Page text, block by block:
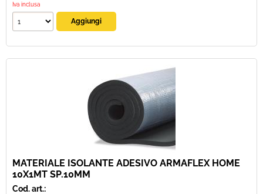
Iva inclusa
MATERIALE ISOLANTE ADESIVO ARMAFLEX HOME
10X1MT SP.10MM
Cod. art.: